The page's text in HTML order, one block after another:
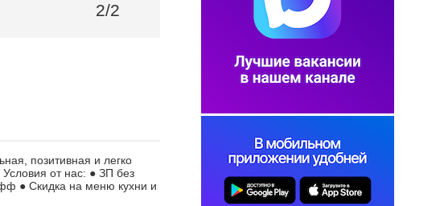
2/2
позитивная и легко
от нас: ● ЗП без
● Скидка на меню кухни и